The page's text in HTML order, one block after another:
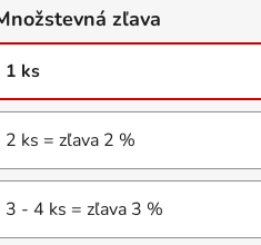
zľava
1 ks
2 ks = zľava 2 %
3 - 4 ks = zľava 3 %